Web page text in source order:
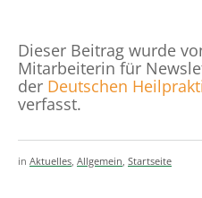
Dieser Beitrag wurde
Mitarbeiterin für
der Deutschen
verfasst.
in Aktuelles Allgemein Startseite